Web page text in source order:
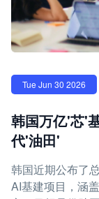
Tue Jun 30 2026
韩国万亿'芯'
代'油田'
韩国近期公布了
AI基建项目，涵